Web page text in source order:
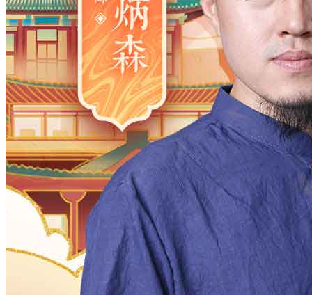
2022
2021 2020 2019 2018
2015
2014 2013 2012 2011
2009
2008 2007 2006 2005
2003
2002
2001 2000 1999 1998
1997
1995 1994 1993 1991
1990
1989
1988 1987 1986 1985
1984
1983
1982 1981 1980 1979 1978
1977
1976
1975 1974 1973 1972
1971
1969 1968 1967 1966 1965
1964
1963
1962 1961 1960 1959
1958
1957
1956 1955 1953 1952
1951
1950
1949 1948 1947
1944
1943 1942 1941 1940 1939
1938
1937
1936 1935 1934 1933
1932
1931
1930 1928 1927 1926
1924
1923 1922 1920
1919
1918
1916 1915 1914
1912
1911
1909 1908 1907
1905
1904 1903 1902 1900